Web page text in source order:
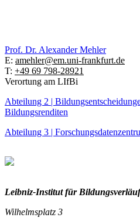
Prof. Dr. Alexander Mehler
E: amehler@em.uni-frankfurt.de
T: +49 69 798-28921
Verortung am LIfBi
Abteilung 2 |
Bildungsrenditen
Abteilung 3 |
Leibniz-Institut für
Wilhelmsplatz 3